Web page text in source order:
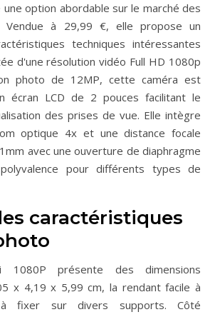
option abordable sur le marché des
Vendue à 29,99 €, elle propose un
techniques intéressantes
d'une résolution vidéo Full HD 1080p
photo de 12MP, cette caméra est
écran LCD de 2 pouces facilitant le
des prises de vue. Elle intègre
optique 4x et une distance focale
avec une ouverture de diaphragme
pour différents types de
caractéristiques
1080P présente des dimensions
x 4,19 x 5,99 cm, la rendant facile à
fixer sur divers supports. Côté